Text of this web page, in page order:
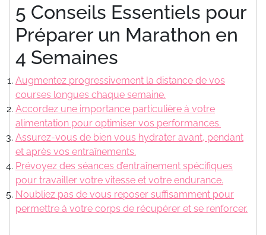
5 Conseils Essentiels pour
Préparer un Marathon en
4 Semaines
Augmentez progressivement la distance de vos
courses longues chaque semaine.
Accordez une importance particulière à votre
alimentation pour optimiser vos performances.
Assurez-vous de bien vous hydrater avant, pendant
et après vos entraînements.
Prévoyez des séances d’entraînement spécifiques
pour travailler votre vitesse et votre endurance.
N’oubliez pas de vous reposer suffisamment pour
permettre à votre corps de récupérer et se renforcer.